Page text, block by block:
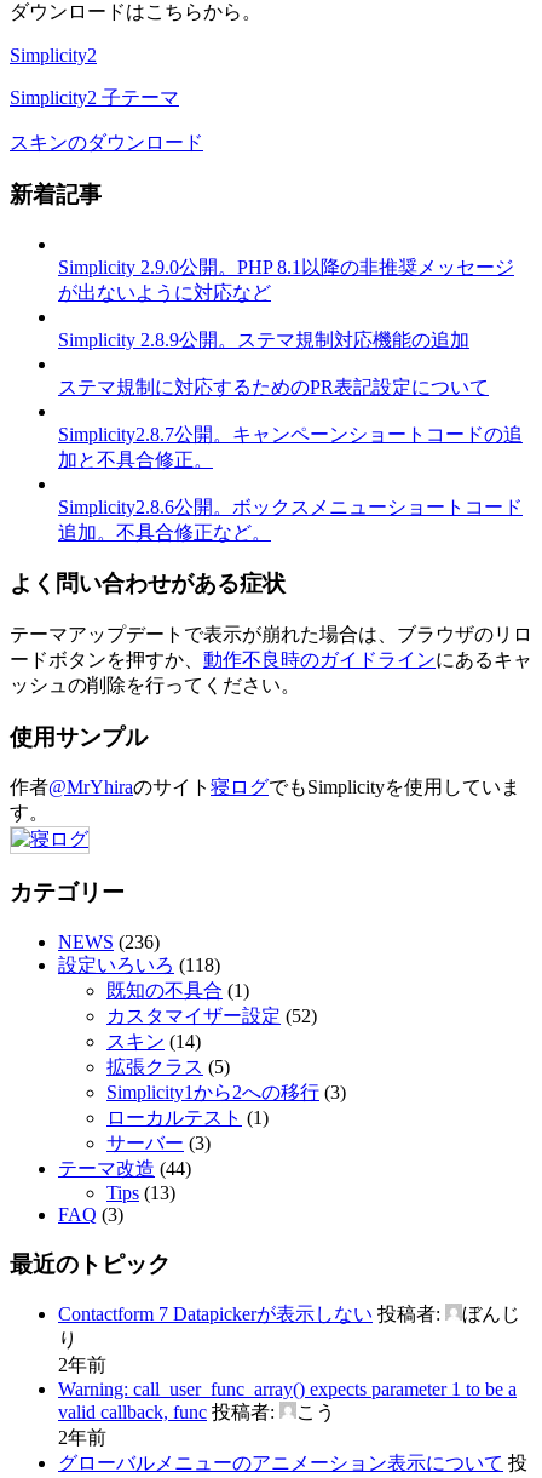
ダウンロードはこちらから。
Simplicity2
Simplicity2 子テーマ
スキンのダウンロード
新着記事
Simplicity 2.9.0公開。PHP 8.1以降の非推奨メッセージ
が出ないように対応など
Simplicity 2.8.9公開。ステマ規制対応機能の追加
ステマ規制に対応するためのPR表記設定について
Simplicity2.8.7公開。キャンペーンショートコードの追
加と不具合修正。
Simplicity2.8.6公開。ボックスメニューショートコード
追加。不具合修正など。
よく問い合わせがある症状
テーマアップデートで表示が崩れた場合は、ブラウザのリロ
ードボタンを押すか、 動作不良時のガイドラインにあるキャ
ッシュの削除を行ってください。
使用サンプル
作者@MrYhiraのサイト 寝ログでもSimplicityを使用していま
す。
カテゴリー
NEWS (236)
設定いろいろ (118)
既知の不具合 (1)
カスタマイザー設定 (52)
スキン (14)
拡張クラス (5)
Simplicity1から2への移行 (3)
ローカルテスト (1)
サーバー (3)
テーマ改造 (44)
Tips (13)
FAQ (3)
最近のトピック
Contactform 7 Datapickerが表示しない 投稿者:
ぼんじ
り
2年前
Warning: call_user_func_array() expects parameter 1 to be a
valid callback, func 投稿者:
こう
2年前
グローバルメニューのアニメーション表示について 投